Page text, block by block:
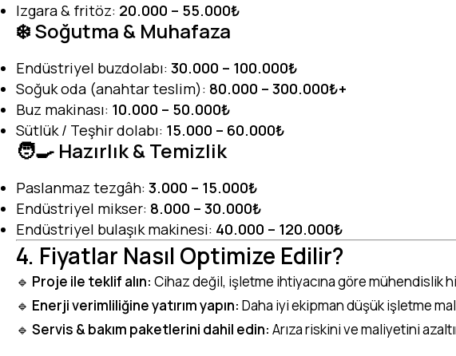
Izgara & fritöz: 20.000 – 55.000₺
❄️ Soğutma & Muhafaza
Endüstriyel buzdolabı: 30.000 – 100.000₺
Soğuk oda (anahtar teslim): 80.000 – 300.000₺+
Buz makinası: 10.000 – 50.000₺
Sütlük / Teşhir dolabı: 15.000 – 60.000₺
🧑‍🍳 Hazırlık & Temizlik
Paslanmaz tezgâh: 3.000 – 15.000₺
Endüstriyel mikser: 8.000 – 30.000₺
Endüstriyel bulaşık makinesi: 40.000 – 120.000₺
4. Fiyatlar Nasıl Optimize Edilir?
🔹 Proje ile teklif alın: Cihaz değil, işletme ihtiyacına göre mühendislik
🔹 Enerji verimliliğine yatırım yapın: Daha iyi ekipman düşük işletme
🔹 Servis & bakım paketlerini dahil edin: Arıza riskini ve maliyetini